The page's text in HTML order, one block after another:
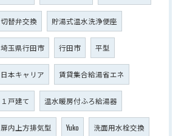
切替弁交換 貯湯式温水洗浄便座
埼玉県行田市 行田市 平型
日本キャリア 賃貸集合給湯省エネ
１戸建て 温水暖房付ふろ給湯器
扉内上方排気型 Yuko 洗面用水栓交換